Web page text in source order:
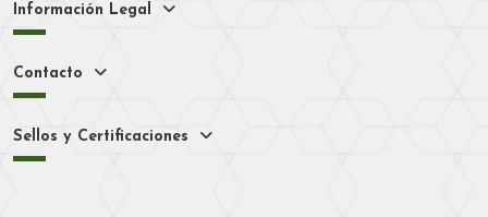
Información Legal
Contacto
Sellos y Certificaciones